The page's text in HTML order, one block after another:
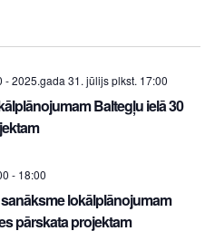
-2025.gada 31. jūlijs plkst. 17:00
Baltegļu ielā 30
- 18:00
lokālplānojumam
pārskata projektam